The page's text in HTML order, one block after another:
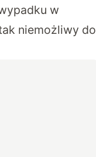
w
niemożliwy do